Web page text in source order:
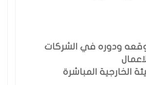
ودوره في الشركات
الخارجية المباشرة